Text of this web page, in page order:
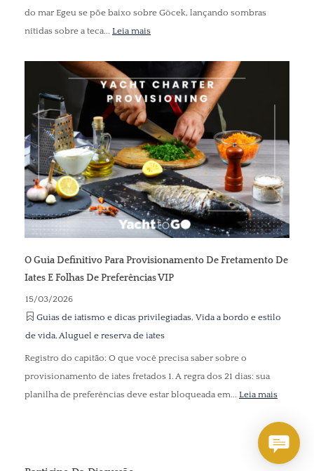
do mar Egeu se põe baixo sobre Göcek, lançando sombras
nítidas sobre a teca... Leia mais
O Guia Definitivo Para Provisionamento De Fretamento De
Iates E Folhas De Preferências VIP
15/03/2026
Guias de iatismo e dicas privilegiadas, Vida a bordo e estilo
de vida, Aluguel e reserva de iates
Registro do capitão: O que você precisa saber sobre o
provisionamento de iates fretados 1. A regra dos 21 dias: sua
planilha de preferências deve estar bloqueada em... Leia mais